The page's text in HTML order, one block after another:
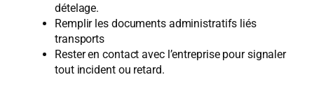
dételage.
Remplir les documents administratifs liés
transports
Rester en contact avec l’entreprise pour signaler
tout incident ou retard.